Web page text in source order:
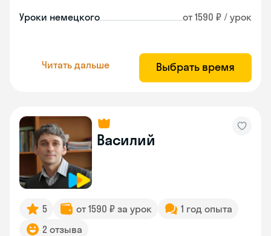
Уроки немецкого от 1590 ₽ / урок
Читать дальше Выбрать время
Василий
5 от 1590 ₽ за урок
1 год опыта
2 отзыва